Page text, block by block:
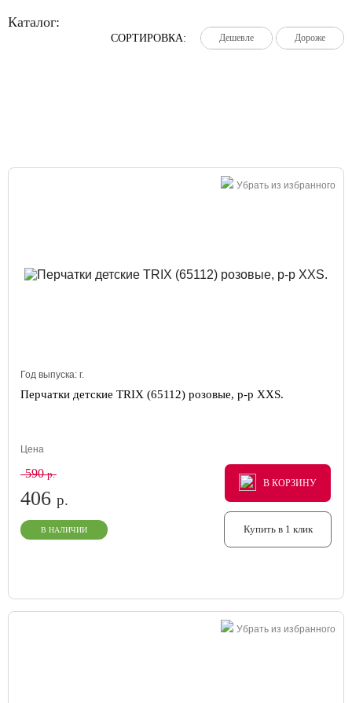
Каталог:
СОРТИРОВКА: Дешевле
Дешевле
Дешевле Дороже
Дороже
Дороже
Убрать из избранного
Год выпуска: г.
Перчатки детские TRIX (65112) розовые, р-р XXS.
Цена
590р.
406 р.
В НАЛИЧИИ
В КОРЗИНУ
В КОРЗИНУ
В КОРЗИНУ
Купить в 1 клик
Убрать из избранного